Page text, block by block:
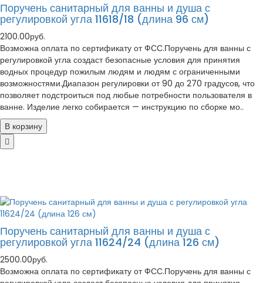
Поручень санитарный для ванны и душа с
регулировкой угла 11618/18 (длина 96 см)
2100.00руб.
Возможна оплата по сертификату от ФСС.Поручень для ванны с
регулировкой угла создаст безопасные условия для принятия
водных процедур пожилым людям и людям с ограниченными
возможностями.Диапазон регулировки от 90 до 270 градусов, что
позволяет подстроиться под любые потребности пользователя в
ванне. Изделие легко собирается — инструкцию по сборке мо..
В корзину
Поручень санитарный для ванны и душа с
регулировкой угла 11624/24 (длина 126 см)
2500.00руб.
Возможна оплата по сертификату от ФСС.Поручень для ванны с